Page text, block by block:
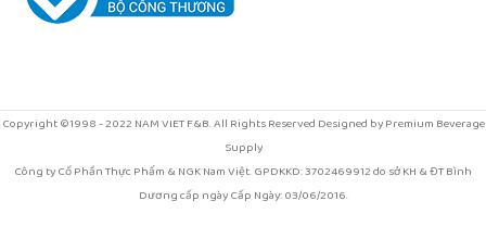
Copyright ©1998 - 2022 NAM VIET F&B. All Rights Reserved Designed by Premium Beverage
Supply
Công ty Cổ Phần Thực Phẩm & NGK Nam Việt. GPDKKD: 3702469912 do sở KH & ĐT Bình
Dương cấp ngày Cấp Ngày: 03/06/2016.